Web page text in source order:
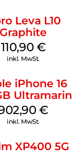
Leva L10
Graphite
110,90 €
inkl. MwSt.
iPhone 16
Ultramarin
€
inkl. MwSt.
XP400 5G